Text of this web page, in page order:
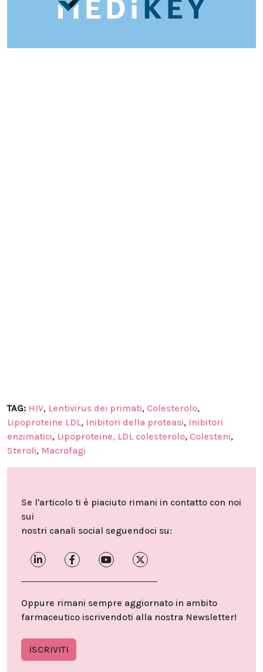
TAG: HIV, Lentivirus dei primati, Colesterolo,
Lipoproteine LDL, Inibitori della proteasi, Inibitori
enzimatici, Lipoproteine, LDL colesterolo, Colesteni,
Steroli, Macrofagi
Se l'articolo ti è piaciuto rimani in contatto con noi
sui
nostri canali social seguendoci su:
Oppure rimani sempre aggiornato in ambito
farmaceutico iscrivendoti alla nostra Newsletter!
ISCRIVITI